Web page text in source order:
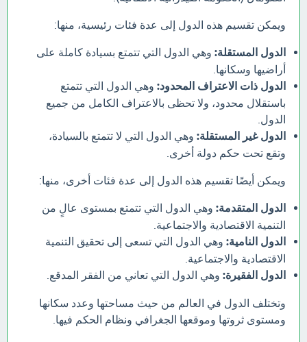
ويمكن تقسيم هذه الدول إلى عدة فئات رئيسية، منها:
الدول المستقلة: وهي الدول التي تتمتع بسيادة كاملة على
أراضيها وسكانها.
الدول ذات الاعتراف المحدود: وهي الدول التي تتمتع
باستقلال محدود، ولا تحظى بالاعتراف الكامل من جميع
الدول.
الدول غير المستقلة: وهي الدول التي لا تتمتع بالسيادة،
وتقع تحت حكم دولة أخرى.
ويمكن أيضًا تقسيم هذه الدول إلى عدة فئات أخرى، منها:
الدول المتقدمة: وهي الدول التي تتمتع بمستوى عالٍ من
التنمية الاقتصادية والاجتماعية.
الدول النامية: وهي الدول التي تسعى إلى تحقيق التنمية
الاقتصادية والاجتماعية.
الدول الفقيرة: وهي الدول التي تعاني من الفقر المدقع.
وتختلف الدول في العالم من حيث مساحتها وعدد سكانها
ومستوى ثروتها وموقعها الجغرافي ونظام الحكم فيها.